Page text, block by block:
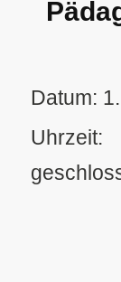
Datum:
Uhrzeit: